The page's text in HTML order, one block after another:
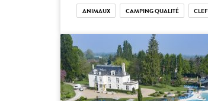
ANIMAUX CAMPING QUALITÉ